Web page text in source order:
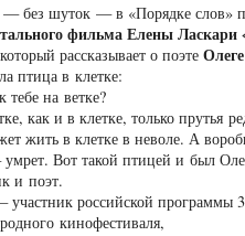
— без шуток — в «Порядке слов»
фильма Елены Ласкари
рассказывает о поэте
птица в клетке:
на ветке?
как и в клетке, только прутья
жить в клетке в неволе. А
Вот такой птицей и был
и поэт.
российской программы
кинофестиваля,